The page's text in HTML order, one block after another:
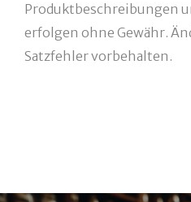
Produktbeschreibungen
erfolgen ohne Gewähr.
Satzfehler vorbehalten.